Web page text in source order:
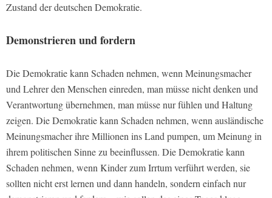
Zustand der deutschen Demokratie.
Demonstrieren und fordern
Die Demokratie kann Schaden nehmen, wenn Meinungsmacher
und Lehrer den Menschen einreden, man müsse nicht denken und
Verantwortung übernehmen, man müsse nur fühlen und Haltung
zeigen. Die Demokratie kann Schaden nehmen, wenn ausländische
Meinungsmacher ihre Millionen ins Land pumpen, um Meinung in
ihrem politischen Sinne zu beeinflussen. Die Demokratie kann
Schaden nehmen, wenn Kinder zum Irrtum verführt werden, sie
sollten nicht erst lernen und dann handeln, sondern einfach nur